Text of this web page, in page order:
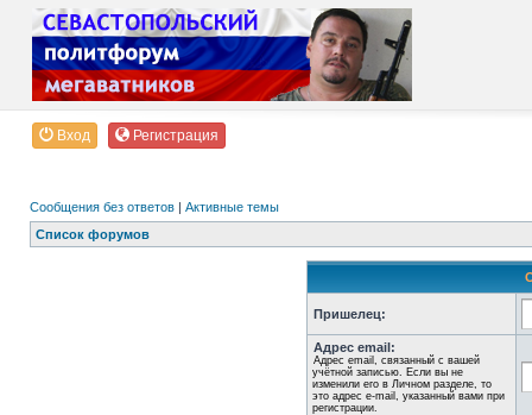
Вход Регистрация
Сообщения без ответов | Активные темы
Список форумов
Пришелец:
Адрес email:
Адрес email, связанный с вашей
учётной записью. Если вы не
изменили его в Личном разделе, то
это адрес e-mail, указанный вами при
регистрации.